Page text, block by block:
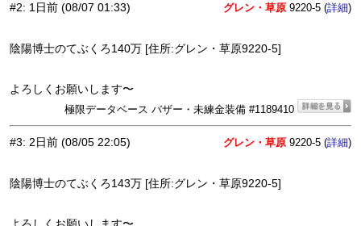
#2: 1日前 (08/07 01:33) グレン・草原 9220-5 (詳細)
陰陽博士のてぶくろ140万 [住所:グレン・草原9220-5]
よろしくお願いします〜
極限データベース バザー・未練金装備 #1189410
#3: 2日前 (08/05 22:05) グレン・草原 9220-5 (詳細)
陰陽博士のてぶくろ143万 [住所:グレン・草原9220-5]